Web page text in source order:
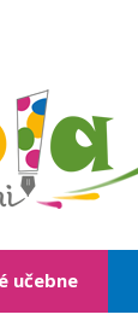
učebne